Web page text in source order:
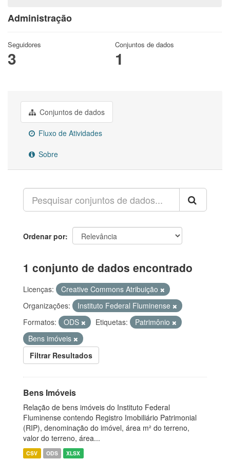
Administração
Seguidores
3
Conjuntos de dados
1
Conjuntos de dados
Fluxo de Atividades
Sobre
Ordenar por
1 conjunto de dados encontrado
Licenças:
Creative Commons Atribuição
Organizações:
Instituto Federal Fluminense
Formatos:
ODS Etiquetas:
Patrimônio
Bens imóveis
Filtrar Resultados
Bens Imóveis
Relação de bens imóveis do Instituto Federal
Fluminense contendo Registro Imobiliário Patrimonial
(RIP), denominação do imóvel, área m² do terreno,
valor do terreno, área...
CSV ODS XLSX